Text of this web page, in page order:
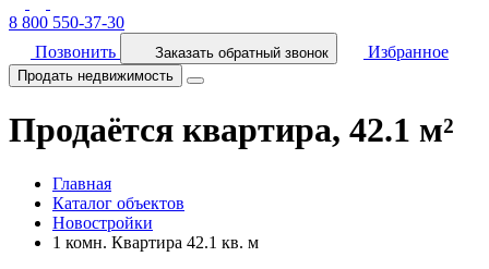
8 800 550-37-30
Позвонить
Заказать обратный звонок Избранное
Продать недвижимость
Продаётся квартира, 42.1 м²
Главная
Каталог объектов
Новостройки
1 комн. Квартира 42.1 кв. м